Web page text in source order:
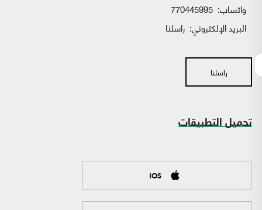
واتساب:
البريد الإلكتروني: راسلنا
راسلنا
تحميل التطبيقات
IOS